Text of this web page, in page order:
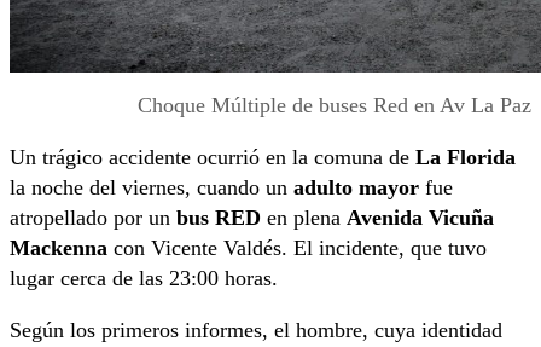
Choque Múltiple de buses Red en Av La Paz
Un trágico accidente ocurrió en la comuna de La Florida
la noche del viernes, cuando un adulto mayor fue
atropellado por un bus RED en plena Avenida Vicuña
Mackenna con Vicente Valdés. El incidente, que tuvo
lugar cerca de las 23:00 horas.
Según los primeros informes, el hombre, cuya identidad